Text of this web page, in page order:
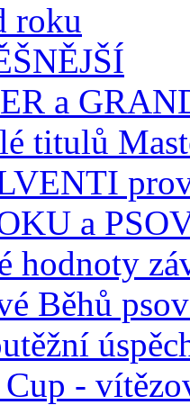
roku
a
titulů
a
hodnoty
Běhů
-